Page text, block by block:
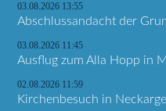
03.08.2026 13:55
Abschlussandacht der
03.08.2026 11:45
Ausflug zum Alla Hopp in
02.08.2026 11:59
Kirchenbesuch in